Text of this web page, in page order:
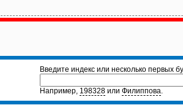
Введите индекс или несколько первых
Например, 198328 или Филиппова.